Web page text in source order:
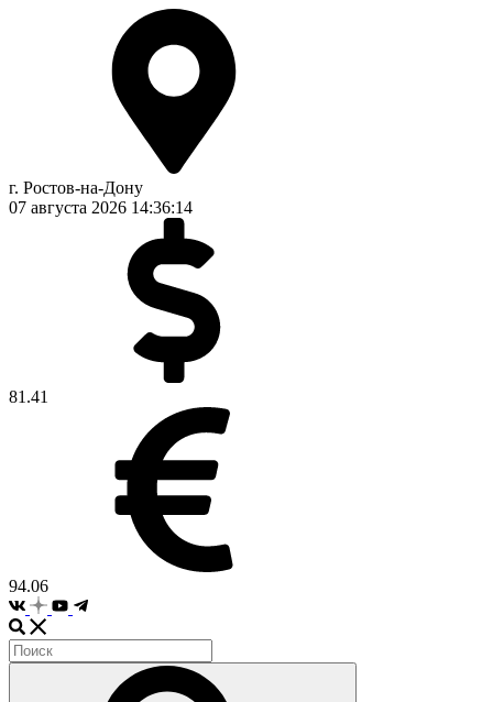
г. Ростов-на-Дону
07 августа 2026 14:36:15
81.41
94.06